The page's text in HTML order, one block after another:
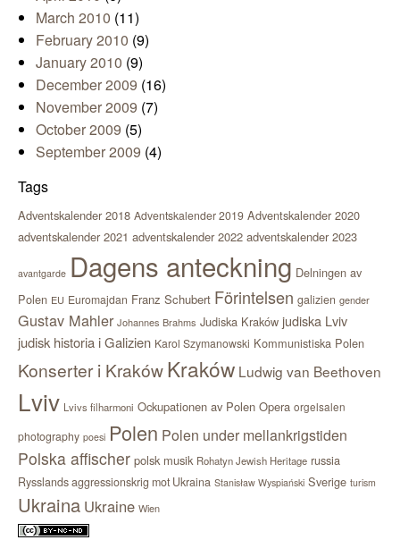
March 2010 (11)
February 2010 (9)
January 2010 (9)
December 2009 (16)
November 2009 (7)
October 2009 (5)
September 2009 (4)
Tags
Adventskalender 2018 Adventskalender 2019 Adventskalender 2020
adventskalender 2021 adventskalender 2022 adventskalender 2023
avantgarde Dagens anteckning Delningen av
Polen EU Euromajdan Franz Schubert Förintelsen galizien gender
Gustav Mahler Johannes Brahms Judiska Kraków judiska Lviv
judisk historia i Galizien Karol Szymanowski Kommunistiska Polen
Konserter i KrakówKraków Ludwig van Beethoven
Lviv Lvivs filharmoni Ockupationen av Polen Opera orgelsalen
photography poesi Polen Polen under mellankrigstiden
Polska affischer polsk musik Rohatyn Jewish Heritage russia
Rysslands aggressionskrig mot Ukraina Stanisław Wyspiański Sverige turism
Ukraina Ukraine Wien